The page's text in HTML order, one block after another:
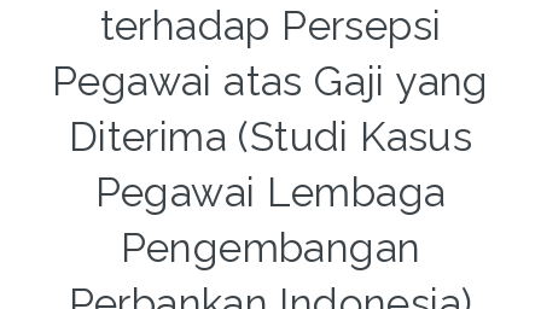
terhadap Persepsi
Pegawai atas Gaji yang
Diterima (Studi Kasus
Pegawai Lembaga
Pengembangan